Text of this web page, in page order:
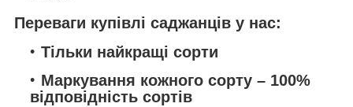
Переваги купівлі саджанців у нас:
Тільки найкращі сорти
Маркування кожного сорту – 100%
відповідність сортів